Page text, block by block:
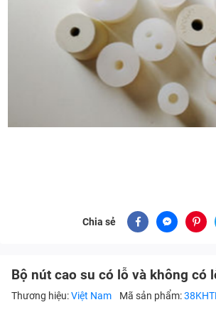
Chia sẻ
Bộ nút cao su có lỗ và không có
Thương hiệu:Việt Nam Mã sản phẩm: